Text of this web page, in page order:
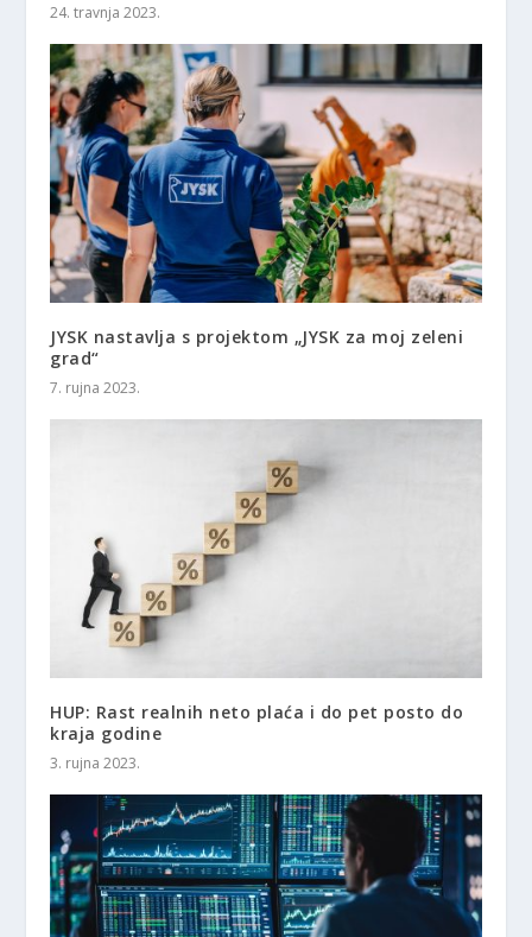
24. travnja 2023.
JYSK nastavlja s projektom „JYSK za moj zeleni
grad“
7. rujna 2023.
HUP: Rast realnih neto plaća i do pet posto do
kraja godine
3. rujna 2023.